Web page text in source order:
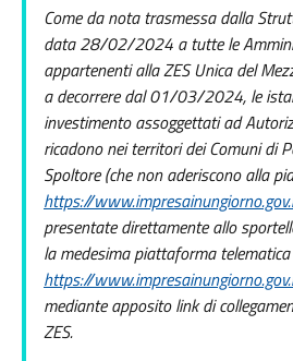
Come da nota trasmessa dalla
data 28/02/2024 a tutte le
appartenenti alla ZES Unica del
a decorrere dal 01/03/2024, le
investimento assoggettati ad
ricadono nei territori dei Comuni di
Spoltore (che non aderiscono alla
https://
presentate direttamente allo
la medesima piattaforma telematica
https://
mediante apposito link di
ZES.